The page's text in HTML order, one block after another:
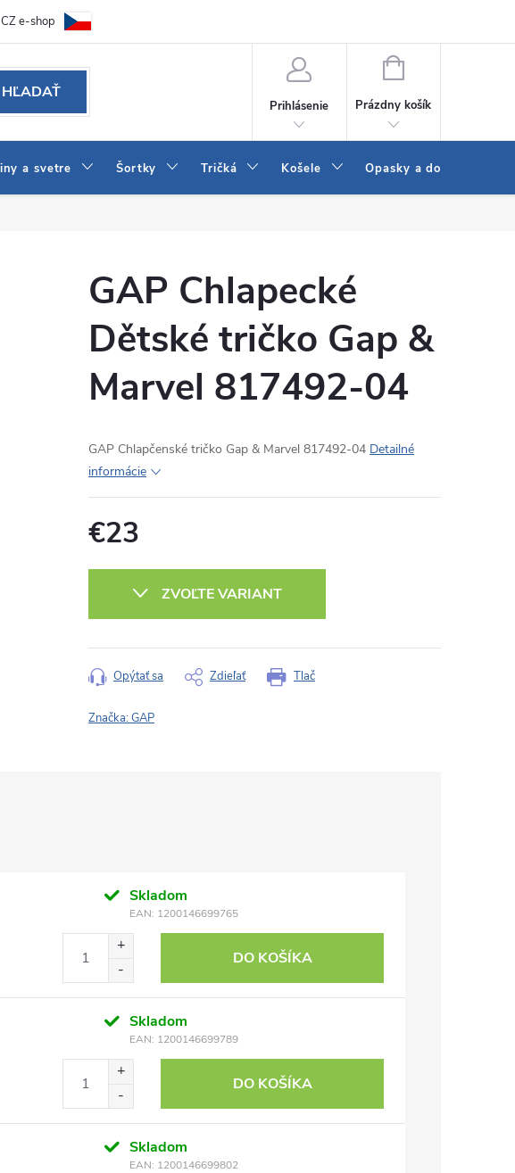
džínsy Wrangler a LEE
CZ e-shop
HĽADAŤ
Prihlásenie
NÁKUPNÝ
Prázdny košík
a svetre Šortky Tričká Košele Opasky a doplnky
GAP Chlapecké
Dětské tričko Gap &
Marvel 817492-04
GAP Chlapčenské tričko Gap & Marvel 817492-04 Detailné
informácie
€23
ZVOĽTE VARIANT
Tlač
Opýtať sa Zdieľať
Značka:GAP
Skladom
EAN: 1200146699765
DO KOŠÍKA
Skladom
EAN: 1200146699789
DO KOŠÍKA
Skladom
EAN: 1200146699802